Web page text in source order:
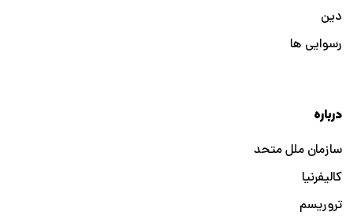
دین
رسوایی ها
درباره
سازمان ملل متحد
کالیفرنیا
تروریسم